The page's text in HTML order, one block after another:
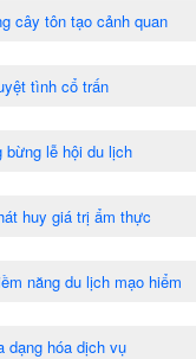
cây tôn tạo cảnh quan
tình cổ trấn
bừng lễ hội du lịch
huy giá trị ẩm thực
năng du lịch mạo hiểm
dạng hóa dịch vụ